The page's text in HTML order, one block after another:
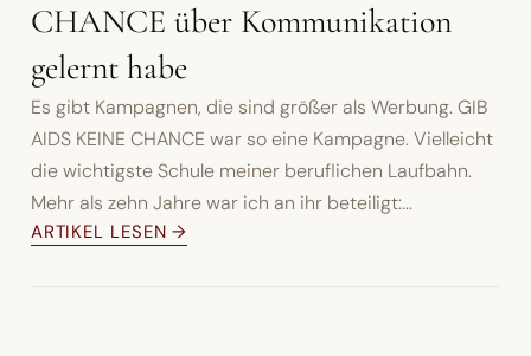
CHANCE über Kommunikation
gelernt habe
Es gibt Kampagnen, die sind größer als Werbung. GIB
AIDS KEINE CHANCE war so eine Kampagne. Vielleicht
die wichtigste Schule meiner beruflichen Laufbahn.
Mehr als zehn Jahre war ich an ihr beteiligt:...
ARTIKEL LESEN →